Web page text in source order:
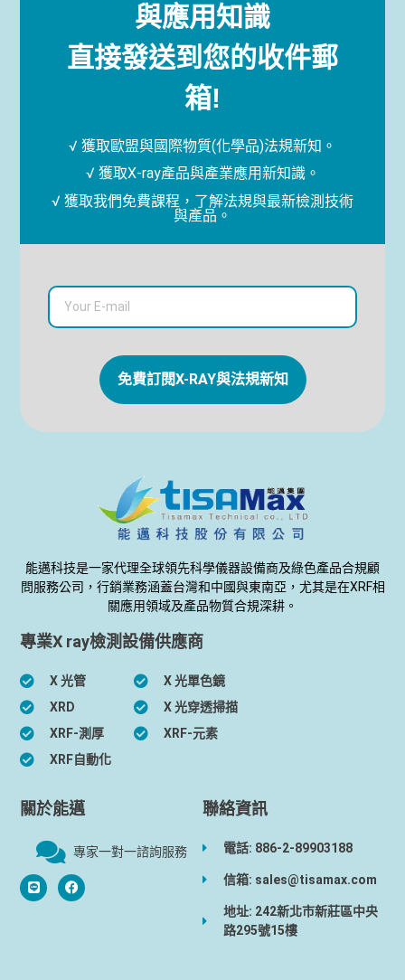
與應用知識
直接發送到您的收件郵
箱!
√ 獲取歐盟與國際物質(化學品)法規新知。
√ 獲取X-ray產品與產業應用新知識。
√ 獲取我們免費課程，了解法規與最新檢測技術
與產品。
免費訂閱X-RAY與法規新知
能邁科技是一家代理全球領先科學儀器設備商及綠色產品合規顧
問服務公司，行銷業務涵蓋台灣和中國與東南亞，尤其是在XRF相
關應用領域及產品物質合規深耕。
專業X ray檢測設備供應商
X 光管
XRD
XRF-測厚
XRF自動化
X 光單色鏡
X 光穿透掃描
XRF-元素
關於能邁
專家一對一諮詢服務
聯絡資訊
電話: 886-2-89903188
信箱: sales@tisamax.com
地址: 242新北市新莊區中央
路295號15樓